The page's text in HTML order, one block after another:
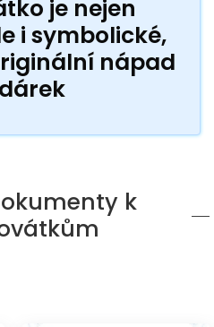
je nejen
i symbolické,
nápad
k